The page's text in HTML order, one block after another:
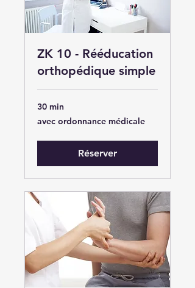
ZK 10 - Rééducation
orthopédique simple
30 min
ordonnance
avec ordonnance médicale
Réserver